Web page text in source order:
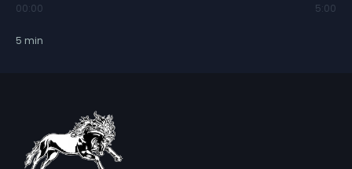
00:00 5:00
5 min